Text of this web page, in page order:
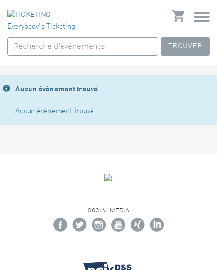
TROUVER
Aucun événement trouvé
Aucun événement trouvé
SOCIAL MEDIA